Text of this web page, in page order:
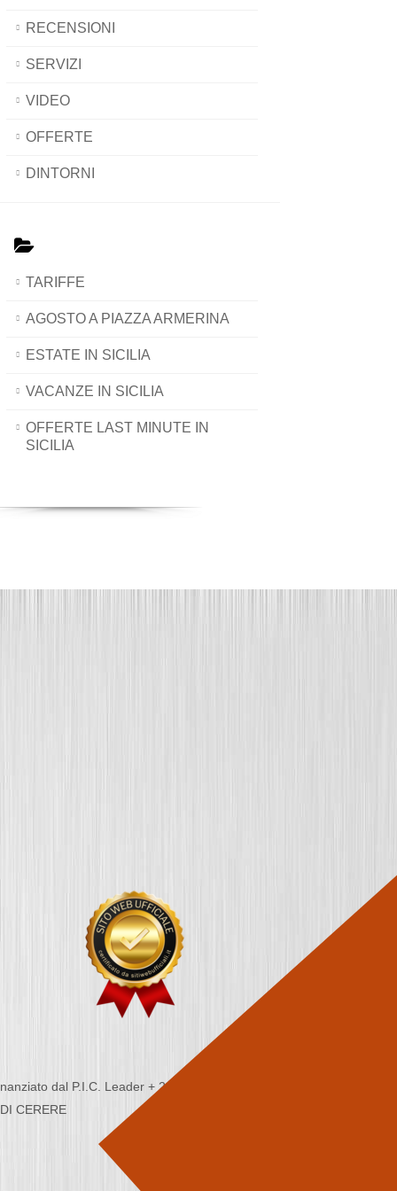
RECENSIONI
SERVIZI
VIDEO
OFFERTE
DINTORNI
TARIFFE
AGOSTO A PIAZZA ARMERINA
ESTATE IN SICILIA
VACANZE IN SICILIA
OFFERTE LAST MINUTE IN
SICILIA
dal P.I.C. Leader + 2000/2006 - Programma
CERERE